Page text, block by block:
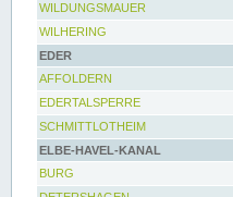
WILDUNGSMAUER
WILHERING
EDER
AFFOLDERN
EDERTALSPERRE
SCHMITTLOTHEIM
ELBE-HAVEL-KANAL
BURG